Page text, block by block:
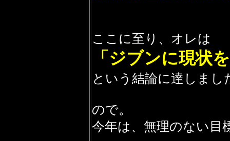
ここに至り、オレは
「ジブンに現状
という結論に達しまし
ので。
今年は、無理のない目